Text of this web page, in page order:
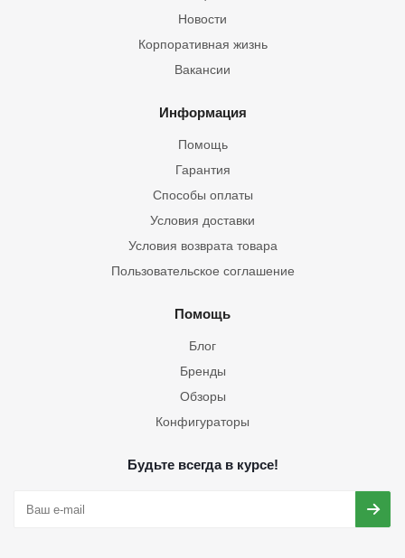
Новости
Корпоративная жизнь
Вакансии
Информация
Помощь
Гарантия
Способы оплаты
Условия доставки
Условия возврата товара
Пользовательское соглашение
Помощь
Блог
Бренды
Обзоры
Конфигураторы
Будьте всегда в курсе!